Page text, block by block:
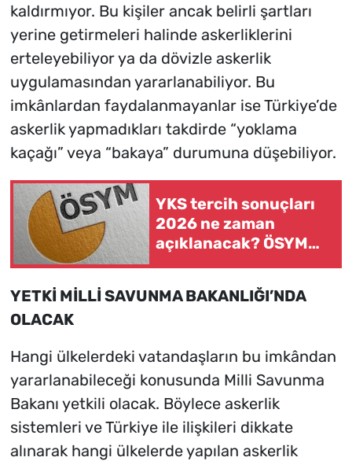
kaldırmıyor. Bu kişiler ancak belirli şartları
yerine getirmeleri halinde askerliklerini
erteleyebiliyor ya da dövizle askerlik
uygulamasından yararlanabiliyor. Bu
imkânlardan faydalanmayanlar ise Türkiye’de
askerlik yapmadıkları takdirde “yoklama
kaçağı” veya “bakaya” durumuna düşebiliyor.
YKS tercih sonuçları
2026 ne zaman
açıklanacak? ÖSYM
sonucu sorgulama
ekranı
YETKİ MİLLİ SAVUNMA BAKANLIĞI’NDA
OLACAK
Hangi ülkelerdeki vatandaşların bu imkândan
yararlanabileceği konusunda Milli Savunma
Bakanı yetkili olacak. Böylece askerlik
sistemleri ve Türkiye ile ilişkileri dikkate
alınarak hangi ülkelerde yapılan askerlik